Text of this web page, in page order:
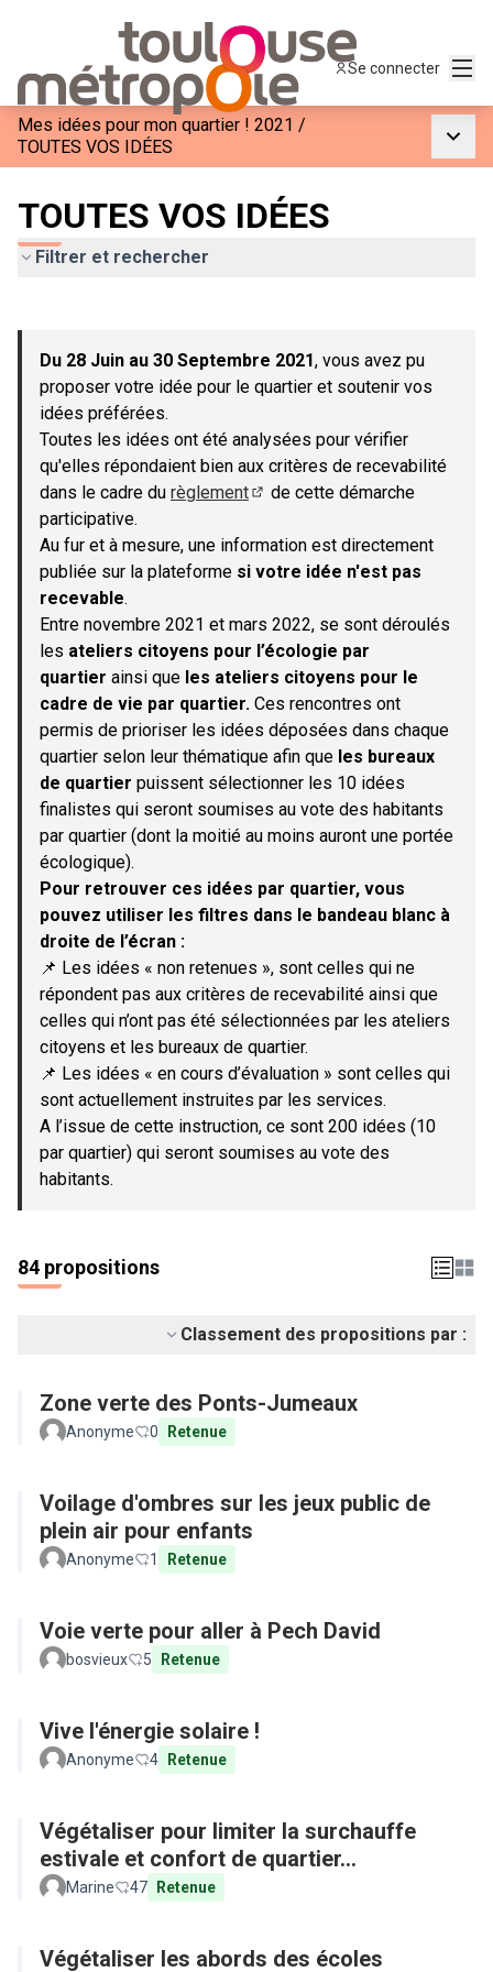
Se connecter
Mes idées pour mon quartier ! 2021 /
TOUTES VOS IDÉES
TOUTES VOS IDÉES
Filtrer et rechercher
−
Du 28 Juin au 30 Septembre 2021, vous avez pu
proposer votre idée pour le quartier et soutenir vos
idées préférées.
Toutes les idées ont été analysées pour vérifier
qu'elles répondaient bien aux critères de recevabilité
dans le cadre du règlement
de cette démarche
participative.
Au fur et à mesure, une information est directement
publiée sur la plateforme si votre idée n'est pas
recevable.
Entre novembre 2021 et mars 2022, se sont déroulés
les ateliers citoyens pour l’écologie par
quartier ainsi que les ateliers citoyens pour le
cadre de vie par quartier. Ces rencontres ont
permis de prioriser les idées déposées dans chaque
quartier selon leur thématique afin que les bureaux
de quartier puissent sélectionner les 10 idées
finalistes qui seront soumises au vote des habitants
par quartier (dont la moitié au moins auront une portée
écologique).
Pour retrouver ces idées par quartier, vous
pouvez utiliser les filtres dans le bandeau blanc à
droite de l’écran :
📌 Les idées « non retenues », sont celles qui ne
répondent pas aux critères de recevabilité ainsi que
celles qui n’ont pas été sélectionnées par les ateliers
citoyens et les bureaux de quartier.
📌 Les idées « en cours d’évaluation » sont celles qui
sont actuellement instruites par les services.
A l’issue de cette instruction, ce sont 200 idées (10
par quartier) qui seront soumises au vote des
habitants.
84 propositions
Classement des propositions par :
Zone verte des Ponts-Jumeaux
Anonyme 0 Retenue
Voilage d'ombres sur les jeux public de
plein air pour enfants
Anonyme 1 Retenue
Voie verte pour aller à Pech David
bosvieux 5 Retenue
Vive l'énergie solaire !
Anonyme 4 Retenue
Végétaliser pour limiter la surchauffe
estivale et confort de quartier...
Marine 47 Retenue
Végétaliser les abords des écoles